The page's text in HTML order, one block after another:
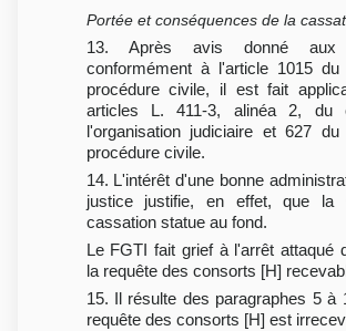
Portée et conséquences de la
13. Après avis donné aux
conformément à l'article 1015
procédure civile, il est fait
articles L. 411-3, alinéa 2, du
l'organisation judiciaire et 627
procédure civile.
14. L'intérêt d'une bonne
justice justifie, en effet, que la
cassation statue au fond.
Le FGTI fait grief à l'arrêt attaqué
la requête des consorts [H]
15. Il résulte des paragraphes 5 à
requête des consorts [H] est